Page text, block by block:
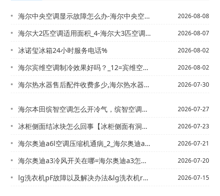
海尔中央空调显示故障怎么办-海尔中央空调显示故障怎么办啊 2026-08-08
海尔大2匹空调适用面积_4-海尔大3匹空调能带多大面积？ 2026-08-07
冰诺玺冰箱24小时服务电话% 2026-08-02
海尔宾维空调制冷效果好吗？_12=宾维空调制冷效果好吗？_21 2026-08-02
海尔热水器售后配件收费多少,海尔热水器维修花钱吗最新发布 2026-07-30
海尔本田缤智空调怎么开冷气，缤智空调制冷开关_5&本田缤智空调怎么开冷气，缤智空... 2026-07-27
冰柜侧面结冰块怎么回事【冰柜侧面有洞怎么办 2026-07-23
海尔奥迪a6l空调压缩机通病_2_海尔奥迪a6l空调制冷不稳定什么原因 2026-07-21
海尔奥迪a3冷风开关在哪=海尔奥迪a3怎么切换空调的制冷制热？ 2026-07-20
lg洗衣机pF故障以及解决办法&lg洗衣机r故障 2026-07-15